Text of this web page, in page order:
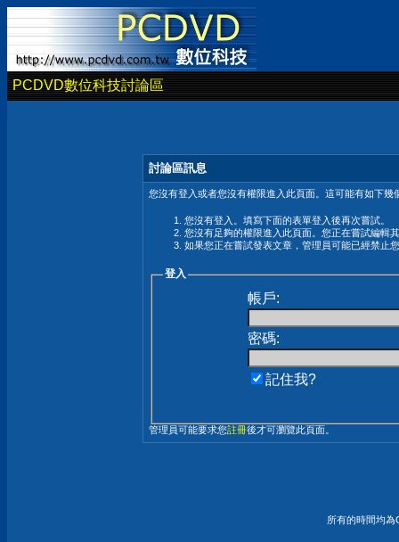
PCDVD數位科技討論區
討論區訊息
您沒有登入或者您沒有權限進入此頁面。這可能有如下幾
您沒有登入。填寫下面的表單登入後再次嘗試。
您沒有足夠的權限進入此頁面。您正在嘗試編輯
如果您正在嘗試發表文章，管理員可能已經禁止
登入
帳戶:
密碼:
記住我?
管理員可能要求您註冊後才可瀏覽此頁面。
所有的時間均為